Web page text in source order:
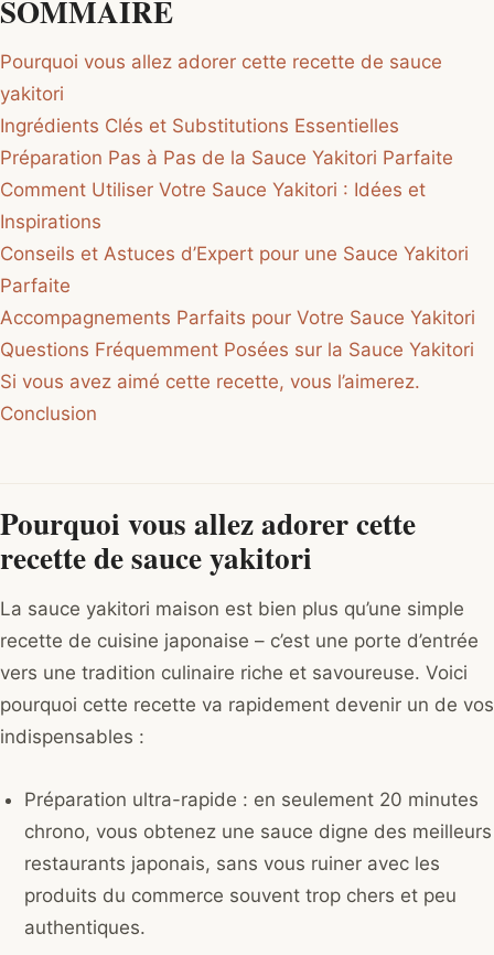
SOMMAIRE
Pourquoi vous allez adorer cette recette de sauce
yakitori
Ingrédients Clés et Substitutions Essentielles
Préparation Pas à Pas de la Sauce Yakitori Parfaite
Comment Utiliser Votre Sauce Yakitori : Idées et
Inspirations
Conseils et Astuces d’Expert pour une Sauce Yakitori
Parfaite
Accompagnements Parfaits pour Votre Sauce Yakitori
Questions Fréquemment Posées sur la Sauce Yakitori
Si vous avez aimé cette recette, vous l’aimerez.
Conclusion
Pourquoi vous allez adorer cette
recette de sauce yakitori
La sauce yakitori maison est bien plus qu’une simple
recette de cuisine japonaise – c’est une porte d’entrée
vers une tradition culinaire riche et savoureuse. Voici
pourquoi cette recette va rapidement devenir un de vos
indispensables :
Préparation ultra-rapide : en seulement 20 minutes
chrono, vous obtenez une sauce digne des meilleurs
restaurants japonais, sans vous ruiner avec les
produits du commerce souvent trop chers et peu
authentiques.